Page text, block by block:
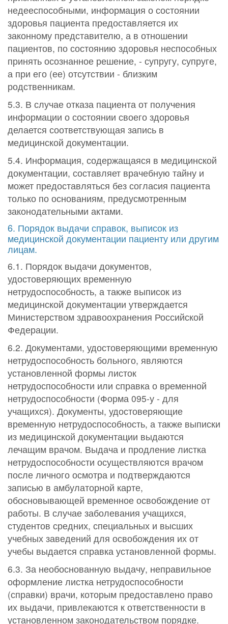
недееспособными, информация о состоянии
здоровья пациента предоставляется их
законному представителю, а в отношении
пациентов, по состоянию здоровья неспособных
принять осознанное решение, - супругу, супруге,
а при его (ее) отсутствии - близким
родственникам.
5.3. В случае отказа пациента от получения
информации о состоянии своего здоровья
делается соответствующая запись в
медицинской документации.
5.4. Информация, содержащаяся в медицинской
документации, составляет врачебную тайну и
может предоставляться без согласия пациента
только по основаниям, предусмотренным
законодательными актами.
6. Порядок выдачи справок, выписок из
медицинской документации пациенту или другим
лицам.
6.1. Порядок выдачи документов,
удостоверяющих временную
нетрудоспособность, а также выписок из
медицинской документации утверждается
Министерством здравоохранения Российской
Федерации.
6.2. Документами, удостоверяющими временную
нетрудоспособность больного, являются
установленной формы листок
нетрудоспособности или справка о временной
нетрудоспособности (Форма 095-у - для
учащихся). Документы, удостоверяющие
временную нетрудоспособность, а также выписки
из медицинской документации выдаются
лечащим врачом. Выдача и продление листка
нетрудоспособности осуществляются врачом
после личного осмотра и подтверждаются
записью в амбулаторной карте,
обосновывающей временное освобождение от
работы. В случае заболевания учащихся,
студентов средних, специальных и высших
учебных заведений для освобождения их от
учебы выдается справка установленной формы.
6.3. За необоснованную выдачу, неправильное
оформление листка нетрудоспособности
(справки) врачи, которым предоставлено право
их выдачи, привлекаются к ответственности в
установленном законодательством порядке.